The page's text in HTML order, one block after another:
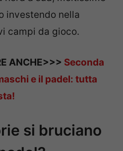
investendo nella
campi da gioco.
ANCHE>>> Seconda
e il padel: tutta
si bruciano